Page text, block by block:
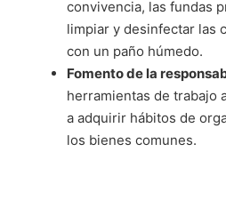
convivencia, las fundas
limpiar y desinfectar las
con un paño húmedo.
Fomento de la
herramientas de trabajo
a adquirir hábitos de
los bienes comunes.